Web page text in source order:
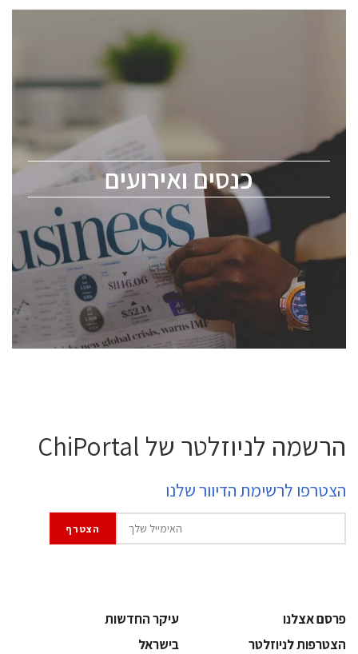
כנסים ואירועים
כנסים ואירועים
לכל העוסקים בתעשיית הסמיקונדקטור כולל מהנדסים,
מומחים מקצועיים ובכירים.
ChipEx2026 will be held on May 12-13, 2026. The
conference is intended for everyone involved in the
semiconductor industry, including engineers,
professional experts, and senior executives.
לחץ לפרטים
הרשמה לניוזלטר של ChiPortal
הצטרפו לרשימת הדיוור שלנו
פרסם אצלנו
עיקר החדשות
הצטרפות לניוזלטר
בישראל